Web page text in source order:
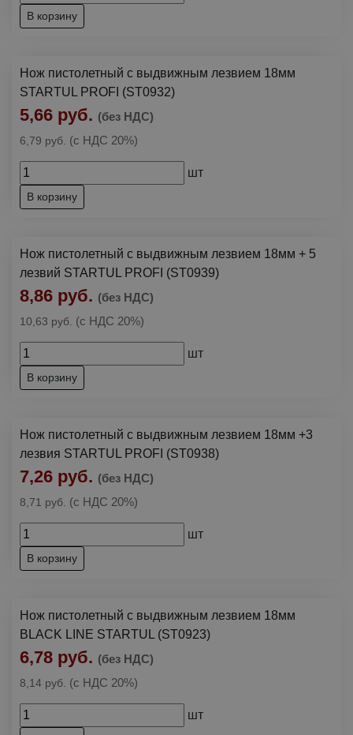
В корзину
Нож пистолетный с выдвижным лезвием 18мм
STARTUL PROFI (ST0932)
5,66 руб. (без НДС)
6,79 руб. (с НДС 20%)
шт
В корзину
Нож пистолетный с выдвижным лезвием 18мм + 5
лезвий STARTUL PROFI (ST0939)
8,86 руб. (без НДС)
10,63 руб. (с НДС 20%)
шт
В корзину
Нож пистолетный с выдвижным лезвием 18мм +3
лезвия STARTUL PROFI (ST0938)
7,26 руб. (без НДС)
8,71 руб. (с НДС 20%)
шт
В корзину
Нож пистолетный с выдвижным лезвием 18мм
BLACK LINE STARTUL (ST0923)
6,78 руб. (без НДС)
8,14 руб. (с НДС 20%)
шт